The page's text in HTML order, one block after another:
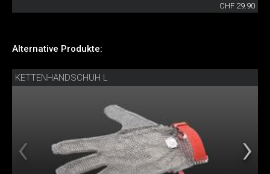
CHF 29.90
Alternative Produkte:
KETTENHANDSCHUH L